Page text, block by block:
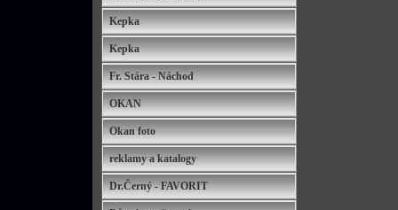
Kepka
Kepka
Fr. Stára - Náchod
OKAN
Okan foto
reklamy a katalogy
Dr.Černý - FAVORIT